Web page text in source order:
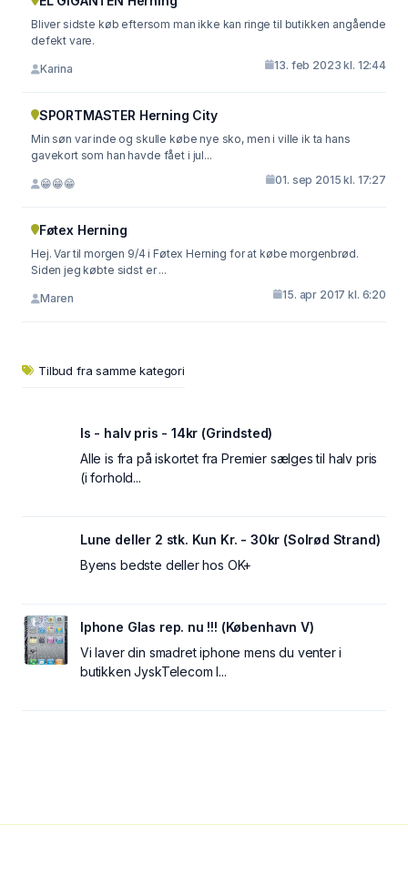
Bliver sidste køb eftersom man ikke kan ringe til butikken angående
defekt vare.
Karina 13. feb 2023 kl. 12:44
SPORTMASTER Herning City
Min søn var inde og skulle købe nye sko, men i ville ik ta hans
gavekort som han havde fået i jul...
😁😁😁 01. sep 2015 kl. 17:27
Føtex Herning
Hej. Var til morgen 9/4 i Føtex Herning for at købe morgenbrød.
Siden jeg købte sidst er ...
Maren 15. apr 2017 kl. 6:20
Tilbud fra samme kategori
Is - halv pris - 14kr (Grindsted)
Alle is fra på iskortet fra Premier sælges til halv pris
(i forhold...
Lune deller 2 stk. Kun Kr. - 30kr (Solrød Strand)
Byens bedste deller hos OK+
Iphone Glas rep. nu !!! (København V)
Vi laver din smadret iphone mens du venter i
butikken JyskTelecom I...